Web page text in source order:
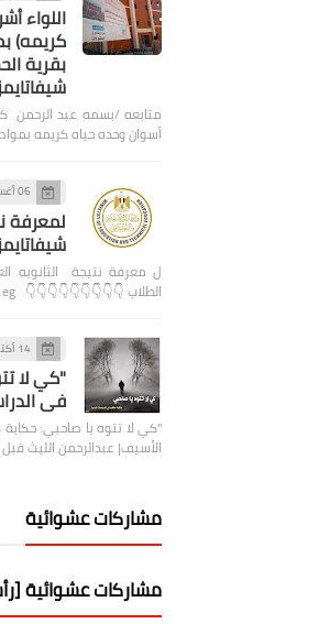
اللواء
كريمه)
بقرية
متابعه /بسمه عبد الرحمن
أسوان وحده حياه كريمه
06 أغسطس 2022
شيفاتايمز
الطلاب 👇👇👇👇👇👇👇👇👇 https://g12.emis.gov.eg/ وال…
14 أكتوبر 2022
"كي لا
في
"كي لا تتوه يا صاحبي: حكاية
الأسيف| عبدالرحمن الليث
مشاركات عشوائية
مشاركات عشوائية